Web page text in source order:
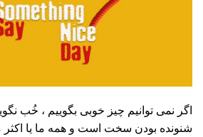
اگر نمی توانیم چیز خوبی بگوییم ، خُب
شنونده بودن سخت است و همه ما یا اکثر